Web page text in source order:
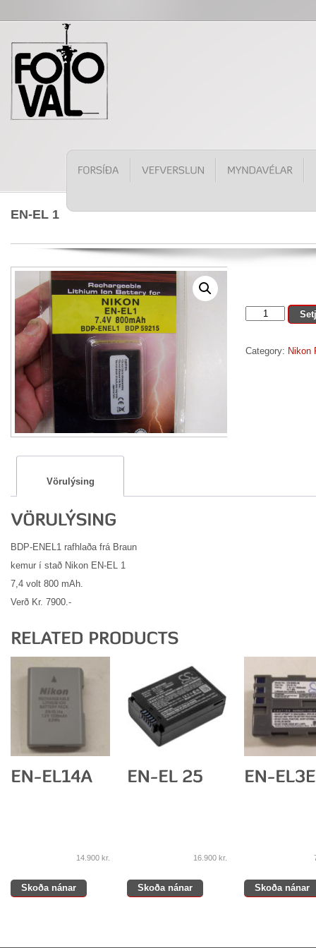
EN-EL 1
1
Category: Nikon
Vörulýsing
BDP-ENEL1 rafhlaða frá Braun
kemur í stað Nikon EN-EL 1
7,4 volt 800 mAh.
Verð Kr. 7900.-
14.900kr.
Skoða nánar
16.900 kr.
Skoða nánar Skoða nánar